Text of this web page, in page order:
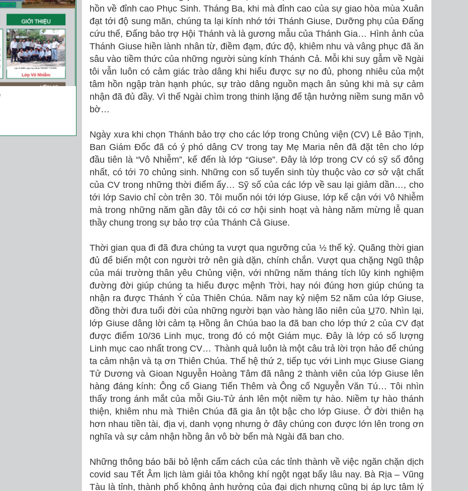
hồn về đỉnh cao Phục Sinh. Tháng Ba, khi mà đỉnh cao của sự giao hòa mùa Xuân
đạt tới độ sung mãn, chúng ta lại kính nhớ tới Thánh Giuse, Dưỡng phụ của Đấng
cứu thế, Đấng bảo trợ Hội Thánh và là gương mẫu của Thánh Gia… Hình ảnh của
Thánh Giuse hiền lành nhân từ, điềm đạm, đức độ, khiêm nhu và vâng phục đã ăn
sâu vào tiềm thức của những người sùng kính Thánh Cả. Mỗi khi suy gẫm về Ngài
tôi vẫn luôn có cảm giác trào dâng khi hiểu được sự no đủ, phong nhiêu của một
tâm hồn ngập tràn hạnh phúc, sự trào dâng nguồn mạch ân sủng khi mà sự cảm
nhận đã đủ đầy. Vì thế Ngài chìm trong thinh lặng để tận hưởng niềm sung mãn vô
bờ…
Ngày xưa khi chọn Thánh bảo trợ cho các lớp trong Chủng viện (CV) Lê Bảo Tịnh,
Ban Giám Đốc đã có ý phó dâng CV trong tay Mẹ Maria nên đã đặt tên cho lớp
đầu tiên là “Vô Nhiễm”, kế đến là lớp “Giuse”. Đây là lớp trong CV có sỹ số đông
nhất, có tới 70 chủng sinh. Những con số tuyển sinh tùy thuộc vào cơ sở vật chất
của CV trong những thời điểm ấy… Sỹ số của các lớp về sau lại giảm dần…, cho
tới lớp Savio chỉ còn trên 30. Tôi muốn nói tới lớp Giuse, lớp kế cận với Vô Nhiễm
mà trong những năm gần đây tôi có cơ hội sinh hoạt và hàng năm mừng lễ quan
thầy chung trong sự bảo trợ của Thánh Cả Giuse.
Thời gian qua đi đã đưa chúng ta vượt qua ngưỡng của ½ thế kỷ. Quãng thời gian
đủ để biến một con người trở nên già dặn, chính chắn. Vượt qua chặng Ngũ thập
của mái trường thân yêu Chủng viện, với những năm tháng tích lũy kinh nghiệm
đường đời giúp chúng ta hiểu được mệnh Trời, hay nói đúng hơn giúp chúng ta
nhận ra được Thánh Ý của Thiên Chúa. Năm nay kỷ niệm 52 năm của lớp Giuse,
đồng thời đưa tuổi đời của những người bạn vào hàng lão niên của U70. Nhìn lại,
lớp Giuse dâng lời cảm tạ Hồng ân Chúa bao la đã ban cho lớp thứ 2 của CV đạt
được điểm 10/36 Linh mục, trong đó có một Giám mục. Đây là lớp có số lượng
Linh mục cao nhất trong CV… Thành quả luôn là một câu trả lời trọn hảo để chúng
ta cảm nhận và tạ ơn Thiên Chúa. Thế hệ thứ 2, tiếp tục với Linh mục Giuse Giang
Tử Dương và Gioan Nguyễn Hoàng Tâm đã nâng 2 thành viên của lớp Giuse lên
hàng đáng kính: Ông cố Giang Tiến Thêm và Ông cố Nguyễn Văn Tú… Tôi nhìn
thấy trong ánh mắt của mỗi Giu-Tử ánh lên một niềm tự hào. Niềm tự hào thánh
thiện, khiêm nhu mà Thiên Chúa đã gia ân tột bậc cho lớp Giuse. Ở đời thiên hạ
hơn nhau tiền tài, địa vị, danh vọng nhưng ở đây chúng con được lớn lên trong ơn
nghĩa và sự cảm nhận hồng ân vô bờ bến mà Ngài đã ban cho.
Những thông báo bãi bỏ lệnh cấm cách của các tỉnh thành về việc ngăn chặn dịch
covid sau Tết Âm lịch làm giải tỏa không khí ngột ngạt bấy lâu nay. Bà Rịa – Vũng
Tàu là tỉnh, thành phố không ảnh hưởng của đại dịch nhưng cũng bị áp lực tâm lý